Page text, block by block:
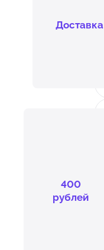
Доставка
400
рублей